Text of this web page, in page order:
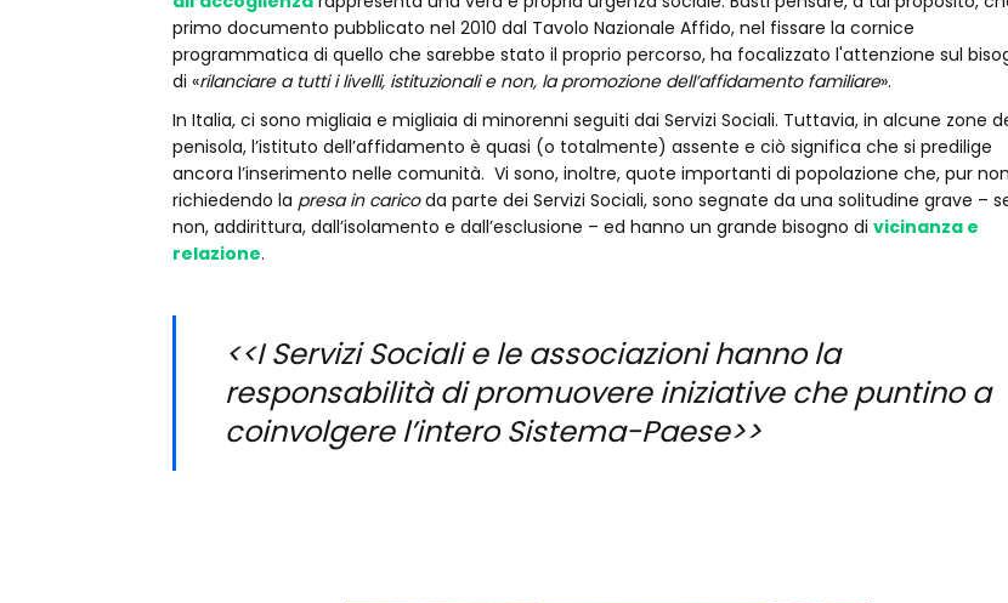
primo documento pubblicato nel 2010 dal Tavolo Nazionale Affido, nel fissare la cornice
programmatica di quello che sarebbe stato il proprio percorso, ha focalizzato l'attenzione sul
di «rilanciare a tutti i livelli, istituzionali e non, la promozione dell’affidamento familiare».
In Italia, ci sono migliaia e migliaia di minorenni seguiti dai Servizi Sociali. Tuttavia, in alcune zone
penisola, l’istituto dell’affidamento è quasi (o totalmente) assente e ciò significa che si predilige
ancora l’inserimento nelle comunità. Vi sono, inoltre, quote importanti di popolazione che, pur non
richiedendo la presa in caricoda parte dei Servizi Sociali, sono segnate da una solitudine grave –
non, addirittura, dall’isolamento e dall’esclusione – ed hanno un grande bisogno di vicinanza e
relazione.
<<I Servizi Sociali e le associazioni hanno la
responsabilità di promuovere iniziative che puntino a
coinvolgere l’intero Sistema-Paese>>